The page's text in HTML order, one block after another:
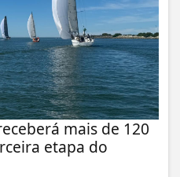
mais de 120
etapa do